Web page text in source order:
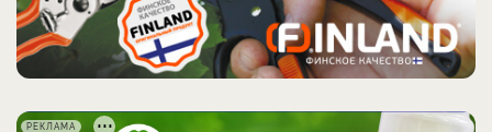
РЕКЛАМА